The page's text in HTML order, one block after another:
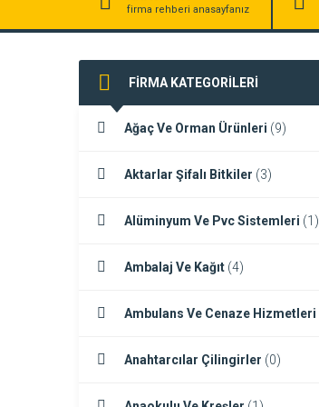
firma rehberi anasayfanız
FİRMA KATEGORİLERİ
Ağaç Ve Orman Ürünleri (9)
Aktarlar Şifalı Bitkiler (3)
Alüminyum Ve Pvc Sistemleri (1)
Ambalaj Ve Kağıt (4)
Ambulans Ve Cenaze Hizmetleri
Anahtarcılar Çilingirler (0)